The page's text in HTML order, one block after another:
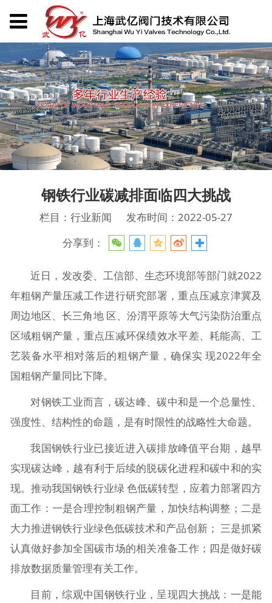
钢铁行业碳减排面临四大挑战
栏目：行业新闻
发布时间：2022-05-27
分享到：
近日，发改委、工信部、生态环境部等部门就2022
年粗钢产量压减工作进行研究部署，重点压减京津冀及
周边地区、长三角地 区、汾渭平原等大气污染防治重点
区域粗钢产量，重点压减环保绩效水平差、耗能高、工
艺装备水平相对落后的粗钢产量，确保实 现2022年全
国粗钢产量同比下降。
对钢铁工业而言，碳达峰、碳中和是一个总量性、
强度性、结构性的命题，是有时限性的战略性大命题。
我国钢铁行业已接近进入碳排放峰值平台期，越早
实现碳达峰，越有利于后续的脱碳化进程和碳中和的实
现。推动我国钢铁行业绿 色低碳转型，应着力部署四方
面工作：一是合理控制粗钢产量，加快结构调整；二是
大力推进钢铁行业绿色低碳技术和产品创新； 三是抓紧
认真做好参加全国碳市场的相关准备工作；四是做好碳
排放数据质量管理有关工作。
目前，综观中国钢铁行业，呈现四大挑战：一是能